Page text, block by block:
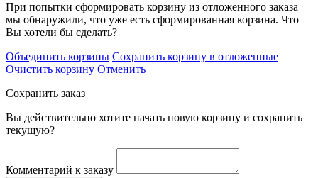
При попытки сформировать корзину из отложенного заказа
мы обнаружили, что уже есть сформированная корзина. Что
Вы хотели бы сделать?
Объединить корзины Сохранить корзину в отложенные
Очистить корзину Отменить
Сохранить заказ
Вы действительно хотите начать новую корзину и сохранить
текущую?
Комментарий к заказу